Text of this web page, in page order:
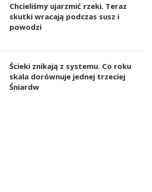
Chcieliśmy ujarzmić rzeki. Teraz
skutki wracają podczas susz i
powodzi
Ścieki znikają z systemu. Co roku
skala dorównuje jednej trzeciej
Śniardw